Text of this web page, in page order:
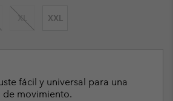
XL XXL
fácil y universal para una
movimiento.